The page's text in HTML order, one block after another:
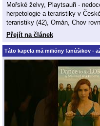
Mořské želvy, Playtsauři -
herpetologie a teraristiky v
teraristiky (42), Omán, Chov
Přejít na článek
Táto kapela má milióny fanúšikov -